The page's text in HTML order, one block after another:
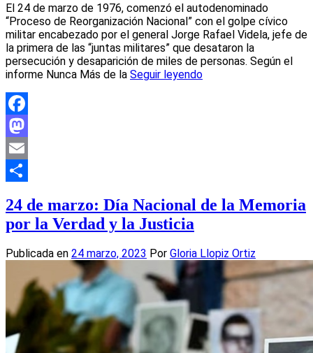
El 24 de marzo de 1976, comenzó el autodenominado
“Proceso de Reorganización Nacional” con el golpe cívico
militar encabezado por el general Jorge Rafael Videla, jefe de
la primera de las “juntas militares” que desataron la
persecución y desaparición de miles de personas. Según el
informe Nunca Más de la Seguir leyendo
Facebook
Mastodon
Email
24 de marzo: Día Nacional de la Memoria
por la Verdad y la Justicia
Publicada en 24 marzo, 2023 Por Gloria Llopiz Ortiz